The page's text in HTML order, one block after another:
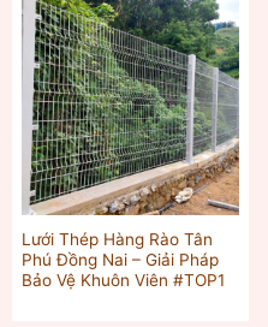
Lưới Thép Hàng Rào Tân
Phú Đồng Nai – Giải Pháp
Bảo Vệ Khuôn Viên #TOP1